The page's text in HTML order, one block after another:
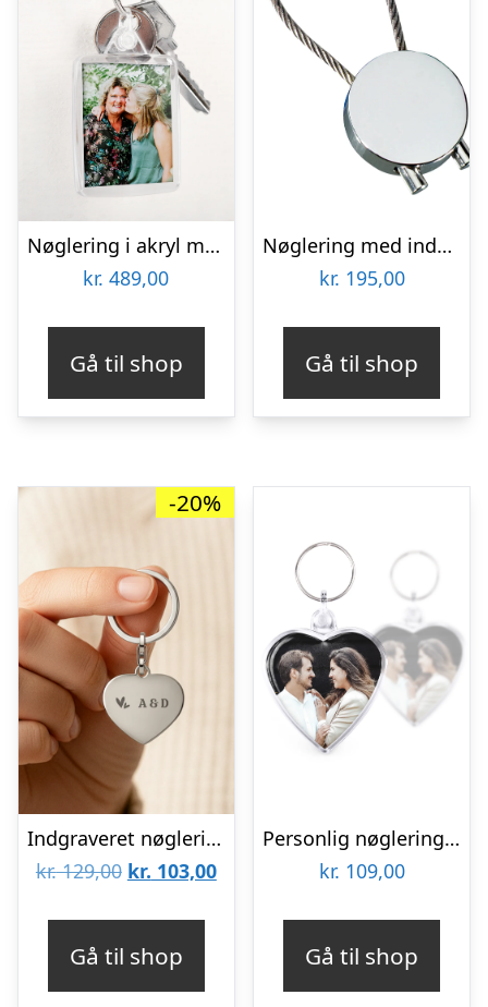
Nøglering i akryl med billede – dobbeltsidet (sæt med 25)
kr. 489,00
Gå til shop
Nøglering med indgravering (tekst/billede) – Rund
kr. 195,00
Gå til shop
-20%
Indgraveret nøglering – Hjerte – Sølv
kr.129,00 Den
kr. 103,00Den
Gå til shop
Personlig nøglering – Hjerte – Dobbeltsidet
kr. 109,00
Gå til shop